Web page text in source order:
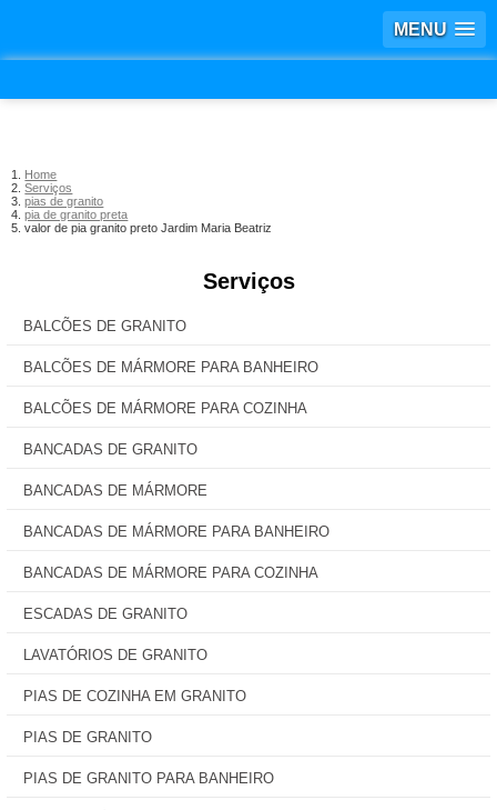
MENU
Home
Serviços
pias de granito
pia de granito preta
valor de pia granito preto Jardim Maria Beatriz
Serviços
BALCÕES DE GRANITO
BALCÕES DE MÁRMORE PARA BANHEIRO
BALCÕES DE MÁRMORE PARA COZINHA
BANCADAS DE GRANITO
BANCADAS DE MÁRMORE
BANCADAS DE MÁRMORE PARA BANHEIRO
BANCADAS DE MÁRMORE PARA COZINHA
ESCADAS DE GRANITO
LAVATÓRIOS DE GRANITO
PIAS DE COZINHA EM GRANITO
PIAS DE GRANITO
PIAS DE GRANITO PARA BANHEIRO